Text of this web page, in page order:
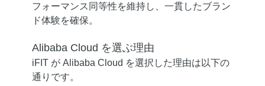
フォーマンス同等性を維持し、一貫したブラン
ド体験を確保。
Alibaba Cloud を選ぶ理由
iFIT が Alibaba Cloud を選択した理由は以下の
通りです。